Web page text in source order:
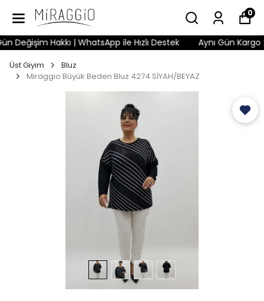
0
Hakkı | WhatsApp ile Hızlı Destek Aynı Gün Kargo |
Üst Giyim
Bluz
Miraggio Büyük Beden Bluz 4274 SİYAH/BEYAZ